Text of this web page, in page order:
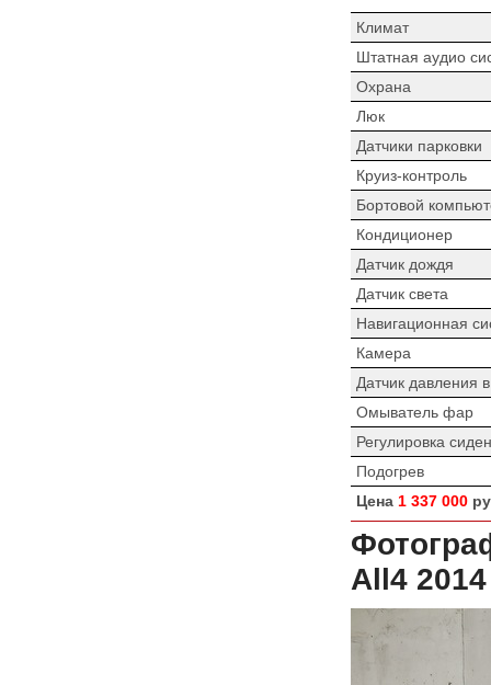
Климат
Штатная аудио
Охрана
Люк
Датчики парковки
Круиз-контроль
Бортовой
Кондиционер
Датчик дождя
Датчик света
Навигационная
Камера
Датчик давления
Омыватель фар
Регулировка
Подогрев
Цена 1 337 000
All4 2014